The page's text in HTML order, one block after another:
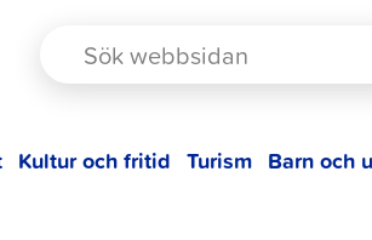
Kultur och fritid Turism Barn och